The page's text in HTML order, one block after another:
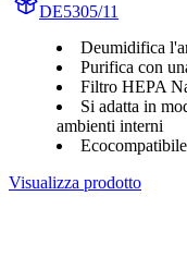
DE5305/11
Deumidifica
Purifica con
Filtro HEPA
Si adatta in
ambienti interni
Visualizza prodotto